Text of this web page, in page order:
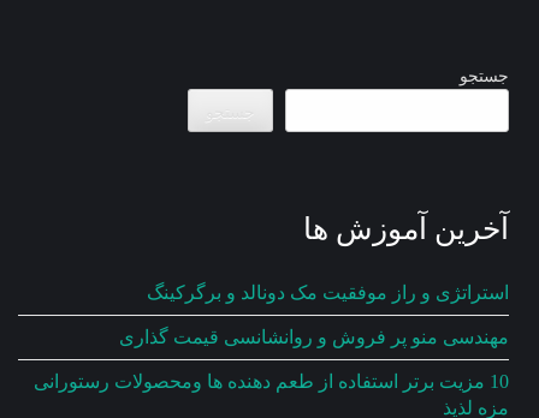
جستجو
جستجو
آخرین آموزش ها
استراتژی و راز موفقیت مک دونالد و برگرکینگ
مهندسی منو پر فروش و روانشانسی قیمت گذاری
10 مزیت برتر استفاده از طعم دهنده ها ومحصولات رستورانی
مزه لذیذ